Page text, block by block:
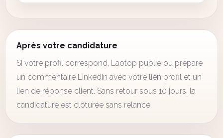
Après votre candidature
Si votre profil correspond, Laotop publie ou prépare
un commentaire LinkedIn avec votre lien profil et un
lien de réponse client. Sans retour sous 10 jours, la
candidature est clôturée sans relance.